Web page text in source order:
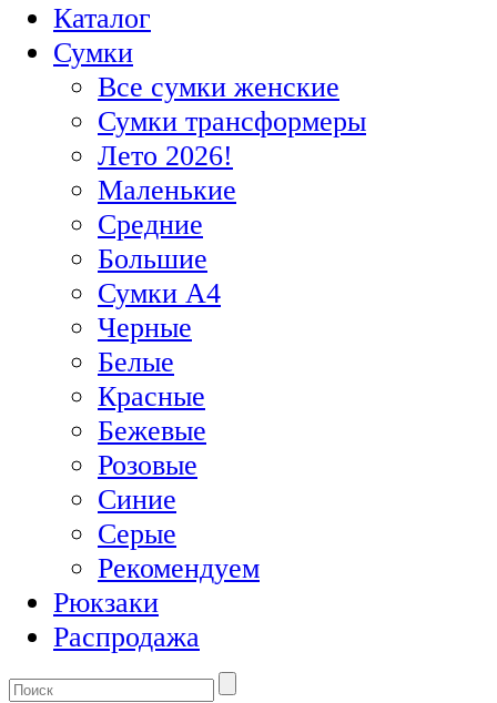
Каталог
Сумки
Все сумки женские
Сумки трансформеры
Лето 2026!
Маленькие
Средние
Большие
Сумки А4
Черные
Белые
Красные
Бежевые
Розовые
Синие
Серые
Рекомендуем
Рюкзаки
Распродажа